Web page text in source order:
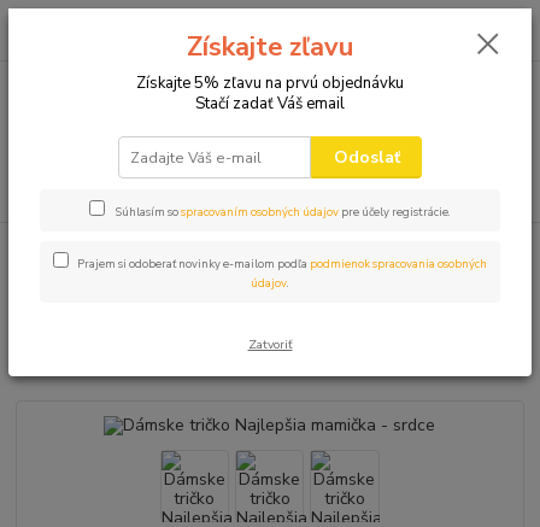
0,00 EUR
Získajte zľavu
Získajte 5% zľavu na prvú objednávku
Stačí zadať Váš email
Odoslať
Súhlasím sospracovaním osobných údajov pre účely registrácie.
Prajem si odoberať novinky e-mailom podľa podmienok spracovania osobných
údajov.
Zatvoriť